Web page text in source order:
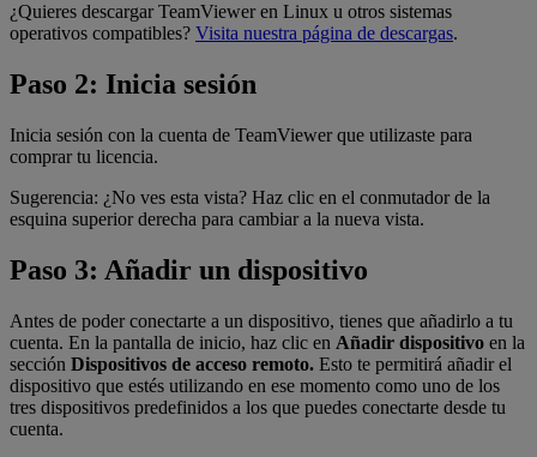
¿Quieres descargar TeamViewer en Linux u otros sistemas
operativos compatibles? Visita nuestra página de descargas.
Paso 2: Inicia sesión
Inicia sesión con la cuenta de TeamViewer que utilizaste para
comprar tu licencia.
Sugerencia: ¿No ves esta vista? Haz clic en el conmutador de la
esquina superior derecha para cambiar a la nueva vista.
Paso 3: Añadir un dispositivo
Antes de poder conectarte a un dispositivo, tienes que añadirlo a tu
cuenta. En la pantalla de inicio, haz clic en Añadir dispositivo en la
sección Dispositivos de acceso remoto. Esto te permitirá añadir el
dispositivo que estés utilizando en ese momento como uno de los
tres dispositivos predefinidos a los que puedes conectarte desde tu
cuenta.